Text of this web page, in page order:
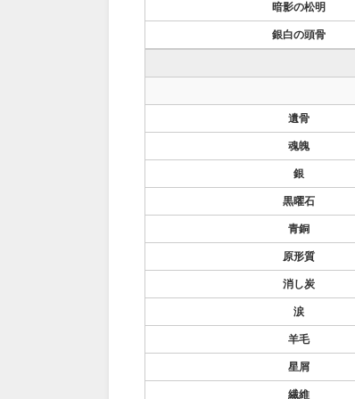
暗影の松明
銀白の頭骨
遺骨
魂魄
銀
黒曜石
青銅
原形質
消し炭
涙
羊毛
星屑
繊維